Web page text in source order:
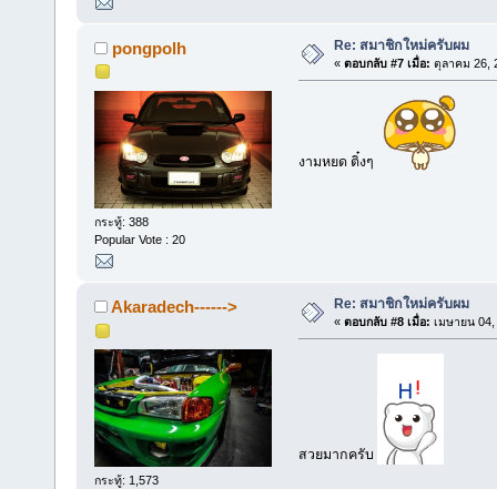
pongpolh
กระทู้: 388
Popular Vote : 20
Re: สมาชิกใหม่ครับผม
« ตอบกลับ #7 เมื่อ: ตุลาคม 26,
งามหยด ติ๋งๆ
Akaradech------>
กระทู้: 1,573
Re: สมาชิกใหม่ครับผม
« ตอบกลับ #8 เมื่อ: เมษายน
สวยมากครับ